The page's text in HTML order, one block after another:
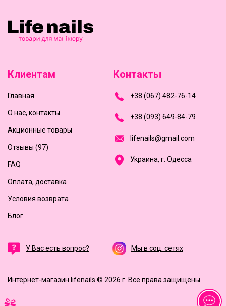
Клиентам
Главная
О нас, контакты
Акционные товары
Отзывы (97)
FAQ
Оплата, доставка
Условия возврата
Блог
Контакты
+38 (067) 482-76-14
+38 (093) 649-84-79
ifenai s@gmai com
Украина, г. Одесса
У Вас есть вопрос? Мы в соц. сетях
Интернет-магазин lifenails © 2026 г. Все права защищены.